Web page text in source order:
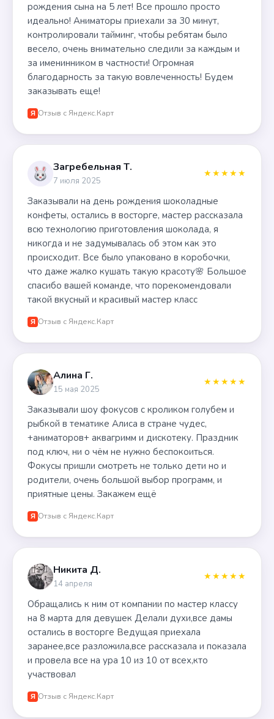
рождения сына на 5 лет! Все прошло просто
идеально! Аниматоры приехали за 30 минут,
контролировали тайминг, чтобы ребятам было
весело, очень внимательно следили за каждым и
за именинником в частности! Огромная
благодарность за такую вовлеченность! Будем
заказывать еще!
Я Отзыв с Яндекс.Карт
Загребельная Т.
7 июля 2025
★★★★★
Заказывали на день рождения шоколадные
конфеты, остались в восторге, мастер рассказала
всю технологию приготовления шоколада, я
никогда и не задумывалась об этом как это
происходит. Все было упаковано в коробочки,
что даже жалко кушать такую красоту🌸 Большое
спасибо вашей команде, что порекомендовали
такой вкусный и красивый мастер класс
Я Отзыв с Яндекс.Карт
Алина Г.
15 мая 2025
★★★★★
Заказывали шоу фокусов с кроликом голубем и
рыбкой в тематике Алиса в стране чудес,
+аниматоров+ аквагримм и дискотеку. Праздник
под ключ, ни о чём не нужно беспокоиться.
Фокусы пришли смотреть не только дети но и
родители, очень большой выбор программ, и
приятные цены. Закажем ещё
Я Отзыв с Яндекс.Карт
Никита Д.
14 апреля
★★★★★
Обращались к ним от компании по мастер классу
на 8 марта для девушек Делали духи,все дамы
остались в восторге Ведущая приехала
заранее,все разложила,все рассказала и показала
и провела все на ура 10 из 10 от всех,кто
участвовал
Я Отзыв с Яндекс.Карт